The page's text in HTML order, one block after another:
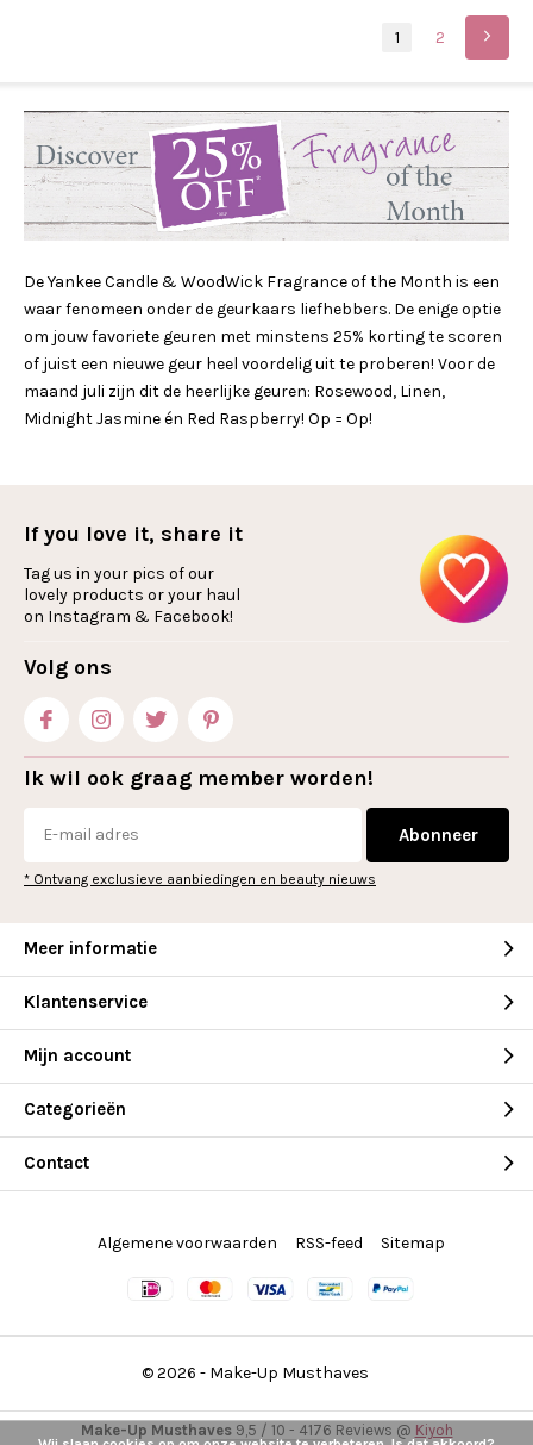
1 2
De Yankee Candle & WoodWick Fragrance of the Month is een
waar fenomeen onder de geurkaars liefhebbers. De enige optie
om jouw favoriete geuren met minstens 25% korting te scoren
of juist een nieuwe geur heel voordelig uit te proberen! Voor de
maand juli zijn dit de heerlijke geuren: Rosewood, Linen,
Midnight Jasmine én Red Raspberry! Op = Op!
If you love it, share it
Tag us in your pics of our
lovely products or your haul
on Instagram & Facebook!
Volg ons
Ik wil ook graag member worden!
Abonneer
* Ontvang exclusieve aanbiedingen en beauty nieuws
Meer informatie
Klantenservice
Mijn account
Categorieën
Contact
© 2026 - Make-Up Musthaves
Algemene voorwaarden RSS-feed Sitemap
Make-Up Musthaves9,5 / 10 - 4176 Reviews @ Kiyoh